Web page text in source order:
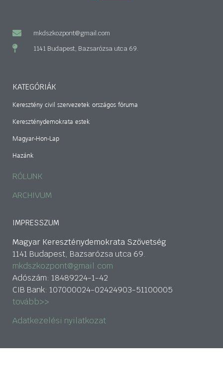
mkdszkozpont@gmail.com
1141 Budapest, Bazsarózsa utca 69.
KATEGÓRIÁK
Keresztény civil szervezetek országos fóruma
Kereszténydemokrata estek
Magyar-Hon-Lap
Hazánk
RÓLUNK
ARCHIVUM
IMPRESSZUM
Magyar Kereszténydemokrata Szövetség
1141 Budapest, Bazsarózsa utca 69.
mkdszkozpont@gmail.com
Adószám: 18489224-1-42
CIB Bank: 107000024-02424903-51100005
tovább>>
Adatkezelési nyilatkozat